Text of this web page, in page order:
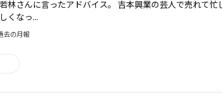
林さんに言ったアドバイス。 吉本興業の芸人で売れて忙
くなっ...
去の月報